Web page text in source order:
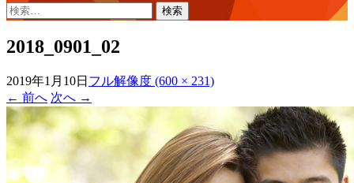
コ
ン
テ
ツ
ス
キ
ッ
プ
検
索:
2018_0901_02
2019年1月10日 フル解像度 (600 × 231)
← 前へ 次へ →